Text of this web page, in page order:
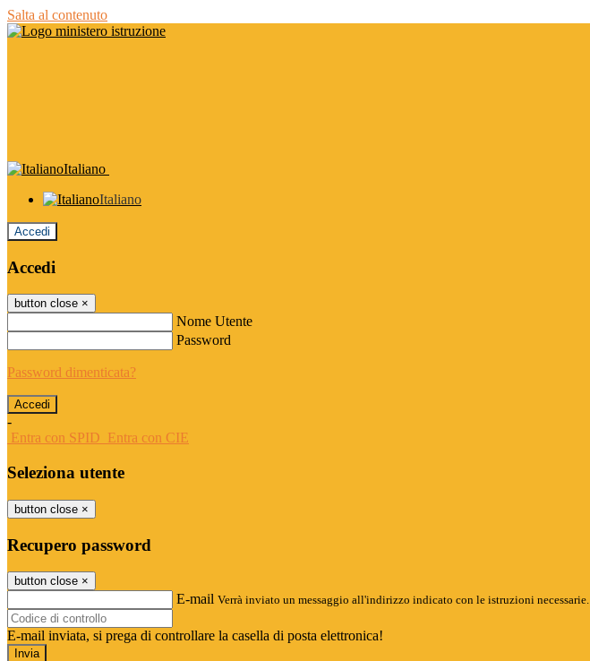
Salta al contenuto
Italiano
Italiano
Accedi
Accedi
button close ×
Nome Utente
Password
Password dimenticata?
-
Entra con SPID Entra con CIE
Seleziona utente
button close ×
Recupero password
button close ×
E-mail Verrà inviato un messaggio all'indirizzo indicato con le istruzioni necessarie.
E-mail inviata, si prega di controllare la casella di posta elettronica!